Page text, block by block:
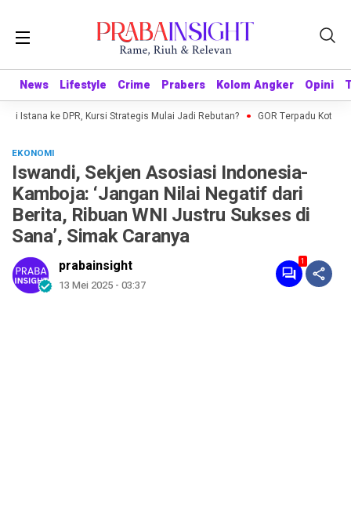
News Lifestyle Crime Prabers Kolom Angker Opini
News Lifestyle Crime Prabers Kolom Angker Opini
Istana ke DPR, Kursi Strategis Mulai Jadi Rebutan? GOR Terpadu Kota
EKONOMI
Iswandi, Sekjen Asosiasi Indonesia-
Kamboja: ‘Jangan Nilai Negatif dari
Berita, Ribuan WNI Justru Sukses di
Sana’, Simak Caranya
prabainsight
13 Mei 2025 - 03:37
1